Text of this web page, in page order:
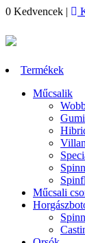
0 Kedvencek |
Termékek
Műcsalik
Műcsali